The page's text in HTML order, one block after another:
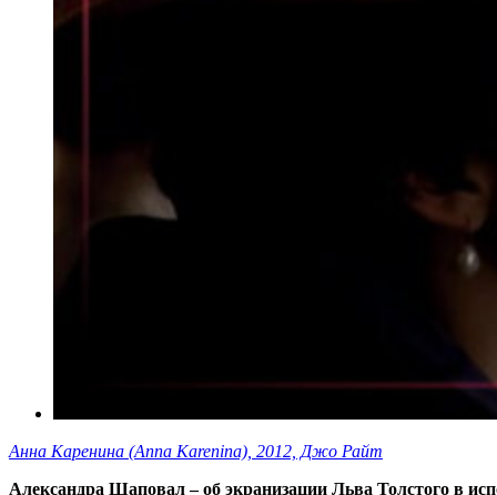
Анна Каренина (Anna Karenina), 2012, Джо Райт
Александра Шаповал – об экранизации Льва Толстого в